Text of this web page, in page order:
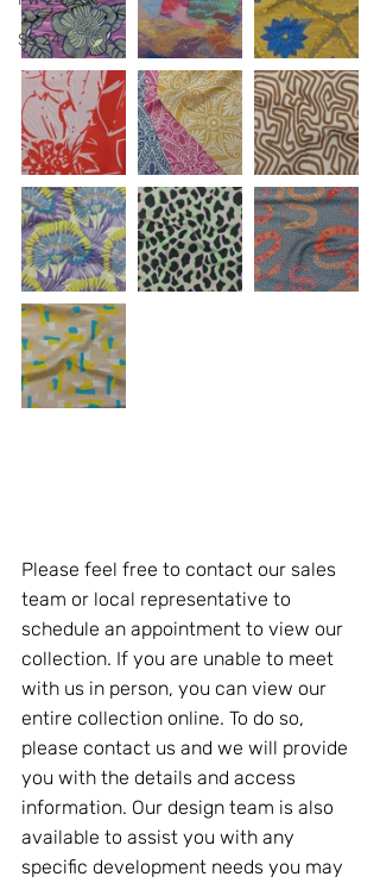
SS 24
Please feel free to contact our sales
team or local representative to
schedule an appointment to view our
collection. If you are unable to meet
with us in person, you can view our
entire collection online. To do so,
please contact us and we will provide
you with the details and access
information. Our design team is also
available to assist you with any
specific development needs you may